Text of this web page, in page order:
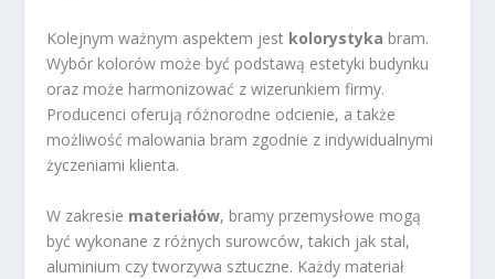
Kolejnym ważnym aspektem jest kolorystyka bram.
Wybór kolorów może być podstawą estetyki budynku
oraz może harmonizować z wizerunkiem firmy.
Producenci oferują różnorodne odcienie, a także
możliwość malowania bram zgodnie z indywidualnymi
życzeniami klienta.
W zakresie materiałów, bramy przemysłowe mogą
być wykonane z różnych surowców, takich jak stal,
aluminium czy tworzywa sztuczne. Każdy materiał